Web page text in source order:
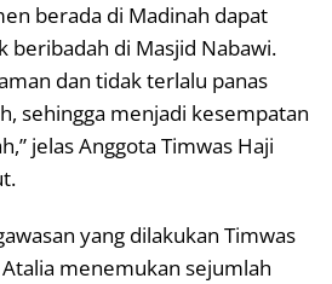
berada di Madinah dapat
beribadah di Masjid Nabawi.
dan tidak terlalu panas
sehingga menjadi kesempatan
jelas Anggota Timwas Haji
yang dilakukan Timwas
menemukan sejumlah